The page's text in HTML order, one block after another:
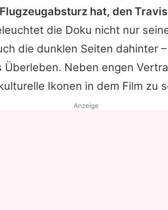
hat, den Travis
die Doku nicht nur
die dunklen Seiten dahinter
Überleben. Neben engen
Ikonen in dem Film zu
Anzeige